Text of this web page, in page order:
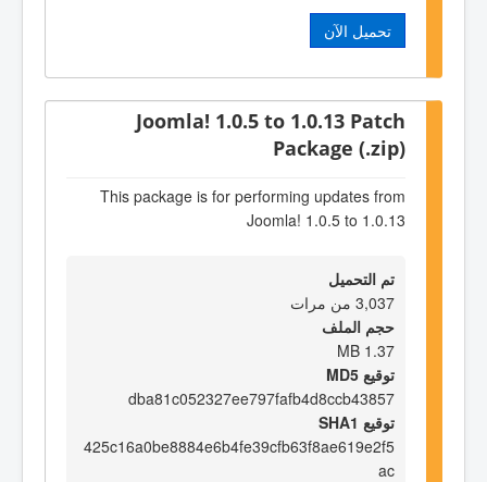
تحميل الآن
Joomla! 1.0.5 to 1.0.13 Patch
Package (.zip)
This package is for performing updates from
Joomla! 1.0.5 to 1.0.13
تم التحميل
3,037 من مرات
حجم الملف
1.37 MB
توقيع MD5
dba81c052327ee797fafb4d8ccb43857
توقيع SHA1
425c16a0be8884e6b4fe39cfb63f8ae619e2f5
ac